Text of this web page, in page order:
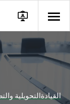
القيادةالتحويلية